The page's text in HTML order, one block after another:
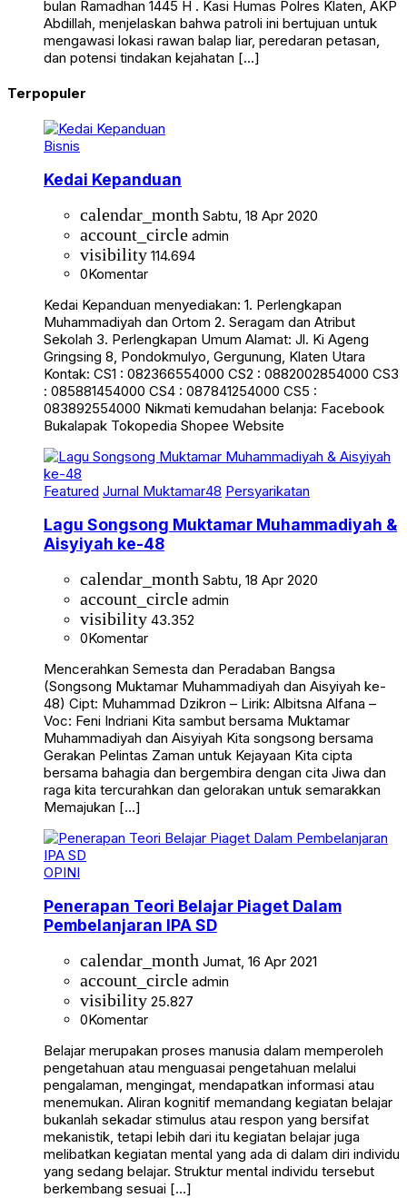
bulan Ramadhan 1445 H . Kasi Humas Polres Klaten, AKP
Abdillah, menjelaskan bahwa patroli ini bertujuan untuk
mengawasi lokasi rawan balap liar, peredaran petasan,
dan potensi tindakan kejahatan […]
Terpopuler
Bisnis
Kedai Kepanduan
calendar_month Sabtu, 18 Apr 2020
account_circle admin
visibility 114.694
0Komentar
Kedai Kepanduan menyediakan: 1. Perlengkapan
Muhammadiyah dan Ortom 2. Seragam dan Atribut
Sekolah 3. Perlengkapan Umum Alamat: Jl. Ki Ageng
Gringsing 8, Pondokmulyo, Gergunung, Klaten Utara
Kontak: CS1 : 082366554000 CS2 : 0882002854000 CS3
: 085881454000 CS4 : 087841254000 CS5 :
083892554000 Nikmati kemudahan belanja: Facebook
Bukalapak Tokopedia Shopee Website
Featured Jurnal Muktamar48 Persyarikatan
Lagu Songsong Muktamar Muhammadiyah &
Aisyiyah ke-48
calendar_month Sabtu, 18 Apr 2020
account_circle admin
visibility 43.352
0Komentar
Mencerahkan Semesta dan Peradaban Bangsa
(Songsong Muktamar Muhammadiyah dan Aisyiyah ke-
48) Cipt: Muhammad Dzikron – Lirik: Albitsna Alfana –
Voc: Feni Indriani Kita sambut bersama Muktamar
Muhammadiyah dan Aisyiyah Kita songsong bersama
Gerakan Pelintas Zaman untuk Kejayaan Kita cipta
bersama bahagia dan bergembira dengan cita Jiwa dan
raga kita tercurahkan dan gelorakan untuk semarakkan
Memajukan […]
OPINI
Penerapan Teori Belajar Piaget Dalam
Pembelanjaran IPA SD
calendar_month Jumat, 16 Apr 2021
account_circle admin
visibility 25.827
0Komentar
Belajar merupakan proses manusia dalam memperoleh
pengetahuan atau menguasai pengetahuan melalui
pengalaman, mengingat, mendapatkan informasi atau
menemukan. Aliran kognitif memandang kegiatan belajar
bukanlah sekadar stimulus atau respon yang bersifat
mekanistik, tetapi lebih dari itu kegiatan belajar juga
melibatkan kegiatan mental yang ada di dalam diri individu
yang sedang belajar. Struktur mental individu tersebut
berkembang sesuai […]